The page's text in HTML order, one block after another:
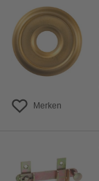
Merken